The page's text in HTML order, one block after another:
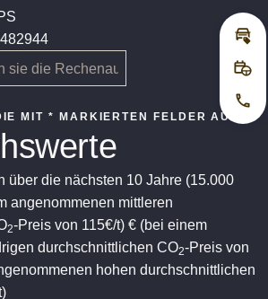
MIT * MARKIERTEN FELDER AUS
über die nächsten 10 Jahre (15.000
angenommenen mittleren
2-Preis von 115€/t) € (bei einem
durchschnittlichen CO2-Preis von
hohen durchschnittlichen